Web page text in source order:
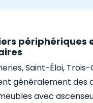
périphériques
Saint-Éloi,
généralement des
avec